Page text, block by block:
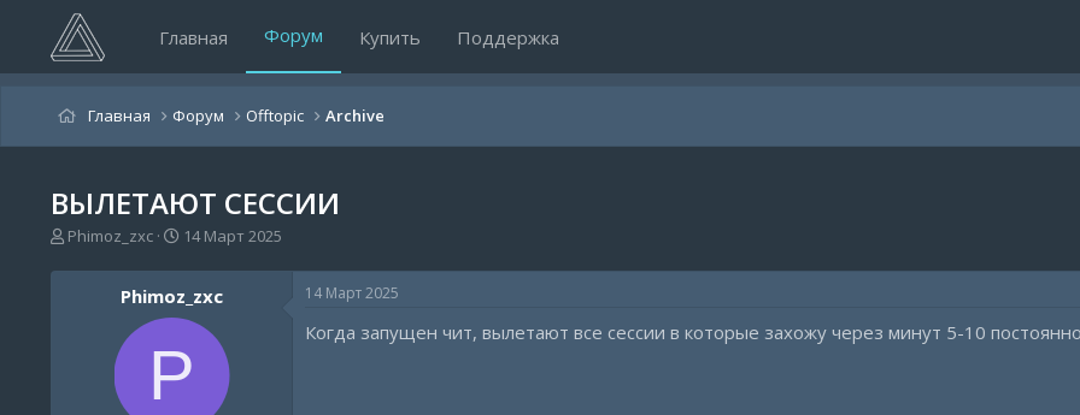
Главная Форум Купить Поддержка
Главная Форум Offtopic Archive
ВЫЛЕТАЮТ СЕССИИ
А
т
Phimoz_zxc
Д
т
а
н
ч
а
14 Март 2025
Phimoz_zxc
P
14 Март 2025
Когда запущен чит, вылетают все сессии в которые захожу через минут 5-10 постоянно